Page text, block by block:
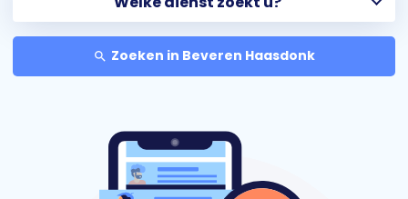
search Zoeken in Beveren Haasdonk